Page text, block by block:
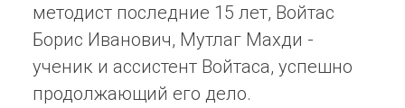
методист последние 15 лет, Войтас
Борис Иванович, Мутлаг Махди -
ученик и ассистент Войтаса, успешно
продолжающий его дело.